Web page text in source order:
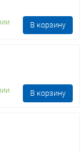
В корзину
В корзину